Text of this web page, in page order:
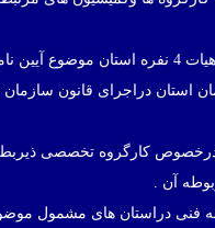
استان دراجرای قانون
کارگروه تخصصی
آن .